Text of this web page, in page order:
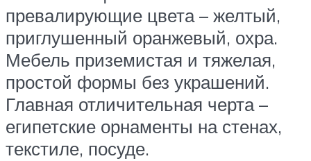
превалирующие цвета – желтый,
приглушенный оранжевый, охра.
Мебель приземистая и тяжелая,
простой формы без украшений.
Главная отличительная черта –
египетские орнаменты на стенах,
текстиле, посуде.